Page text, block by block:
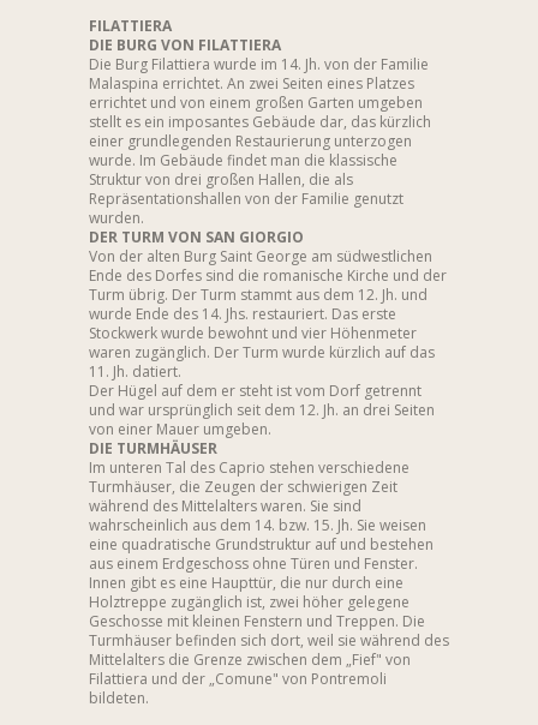
FILATTIERA
DIE BURG VON FILATTIERA
Die Burg Filattiera wurde im 14. Jh. von der Familie
Malaspina errichtet. An zwei Seiten eines Platzes
errichtet und von einem großen Garten umgeben
stellt es ein imposantes Gebäude dar, das kürzlich
einer grundlegenden Restaurierung unterzogen
wurde. Im Gebäude findet man die klassische
Struktur von drei großen Hallen, die als
Repräsentationshallen von der Familie genutzt
wurden.
DER TURM VON SAN GIORGIO
Von der alten Burg Saint George am südwestlichen
Ende des Dorfes sind die romanische Kirche und der
Turm übrig. Der Turm stammt aus dem 12. Jh. und
wurde Ende des 14. Jhs. restauriert. Das erste
Stockwerk wurde bewohnt und vier Höhenmeter
waren zugänglich. Der Turm wurde kürzlich auf das
11. Jh. datiert.
Der Hügel auf dem er steht ist vom Dorf getrennt
und war ursprünglich seit dem 12. Jh. an drei Seiten
von einer Mauer umgeben.
DIE TURMHÄUSER
Im unteren Tal des Caprio stehen verschiedene
Turmhäuser, die Zeugen der schwierigen Zeit
während des Mittelalters waren. Sie sind
wahrscheinlich aus dem 14. bzw. 15. Jh. Sie weisen
eine quadratische Grundstruktur auf und bestehen
aus einem Erdgeschoss ohne Türen und Fenster.
Innen gibt es eine Haupttür, die nur durch eine
Holztreppe zugänglich ist, zwei höher gelegene
Geschosse mit kleinen Fenstern und Treppen. Die
Turmhäuser befinden sich dort, weil sie während des
Mittelalters die Grenze zwischen dem „Fief" von
Filattiera und der „Comune" von Pontremoli
bildeten.